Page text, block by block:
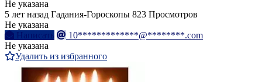
Не указана
5 лет назад Гадания-Гороскопы 823 Просмотров
Не указана
Написать
10*************@********.com
Не указана
Удалить из избранного